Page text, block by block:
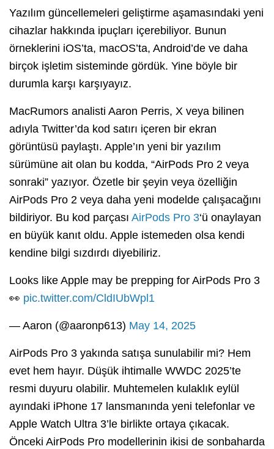
Yazılım güncellemeleri geliştirme aşamasındaki yeni
cihazlar hakkında ipuçları içerebiliyor. Bunun
örneklerini iOS’ta, macOS’ta, Android’de ve daha
birçok işletim sisteminde gördük. Yine böyle bir
durumla karşı karşıyayız.
MacRumors analisti Aaron Perris, X veya bilinen
adıyla Twitter’da kod satırı içeren bir ekran
görüntüsü paylaştı. Apple’ın yeni bir yazılım
sürümüne ait olan bu kodda, “AirPods Pro 2 veya
sonraki” yazıyor. Özetle bir şeyin veya özelliğin
AirPods Pro 2 veya daha yeni modelde çalışacağını
bildiriyor. Bu kod parçası AirPods Pro 3‘ü onaylayan
en büyük kanıt oldu. Apple istemeden olsa kendi
kendine bilgi sızdırdı diyebiliriz.
Looks like Apple may be prepping for AirPods Pro 3
👀 pic.twitter.com/CldIUbWpl1
— Aaron (@aaronp613) May 14, 2025
AirPods Pro 3 yakında satışa sunulabilir mi? Hem
evet hem hayır. Düşük ihtimalle WWDC 2025’te
resmi duyuru olabilir. Muhtemelen kulaklık eylül
ayındaki iPhone 17 lansmanında yeni telefonlar ve
Apple Watch Ultra 3’le birlikte ortaya çıkacak.
Önceki AirPods Pro modellerinin ikisi de sonbaharda